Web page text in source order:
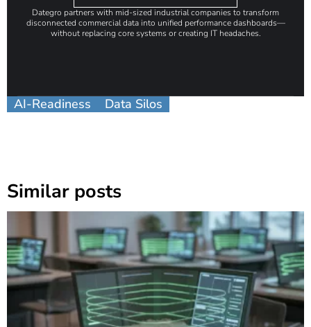
Dategro partners with mid-sized industrial companies to transform
disconnected commercial data into unified performance dashboards—
without replacing core systems or creating IT headaches.
AI-Readiness Data Silos
Similar posts